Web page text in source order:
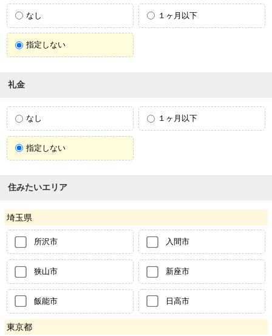
なし １ヶ月以下
指定しない
礼金
なし １ヶ月以下
指定しない
住みたいエリア
埼玉県
所沢市 入間市
狭山市 新座市
飯能市 日高市
東京都